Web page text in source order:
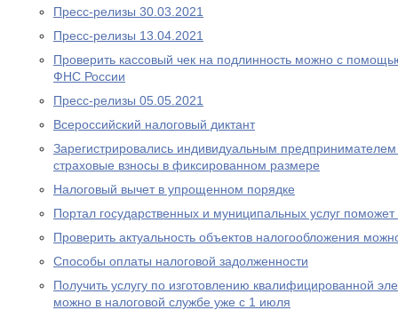
Пресс-релизы 30.03.2021
Пресс-релизы 13.04.2021
Проверить кассовый чек на подлинность можно с
ФНС России
Пресс-релизы 05.05.2021
Всероcсийский налоговый диктант
Зарегистрировались индивидуальным
страховые взносы в фиксированном размере
Налоговый вычет в упрощенном порядке
Портал государственных и муниципальных услуг
Проверить актуальность объектов налогообложения
Способы оплаты налоговой задолженности
Получить услугу по изготовлению квалифицированной
можно в налоговой службе уже с 1 июля